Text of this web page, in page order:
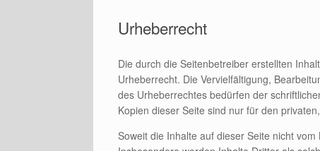
Urheberrecht
Die durch die Seitenbetreiber erstellten
Urheberrecht. Die Vervielfältigung,
des Urheberrechtes bedürfen der
Kopien dieser Seite sind nur für den
Soweit die Inhalte auf dieser Seite nicht